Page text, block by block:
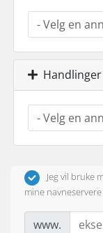
Handlinger
Jeg vil bruke
mine navneservere
www.